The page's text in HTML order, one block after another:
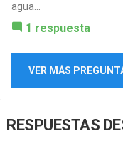
agua...
1 respuesta
VER MÁS
RESPUESTAS